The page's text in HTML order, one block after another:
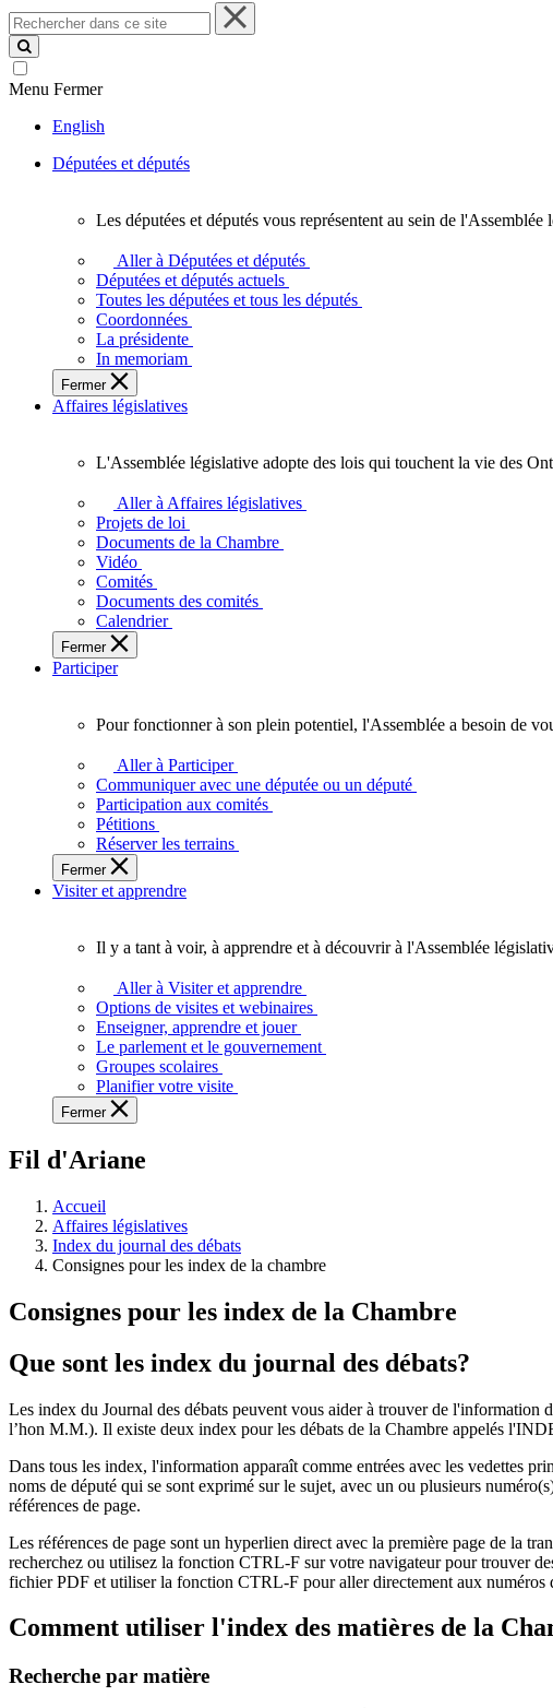
Rechercher
dans
ce
site
Menu Fermer
English
Députées et députés
députées
députés
vous
représentent
sein
de
l'Assemblée
l'Ontario.
Les députées et députés vous représentent au sein de
Aller à Députées et députés
Députées et députés actuels
Toutes les députées et tous les députés
Coordonnées
La présidente
In memoriam
Fermer
Affaires législatives
législative
adopte
touchent
vie
des
Ontariennes
Ontariens.
L'Assemblée législative adopte des lois qui touchent la vie des
Aller à Affaires législatives
Projets de loi
Documents de la Chambre
Vidéo
Comités
Documents des comités
Calendrier
Fermer
Participer
fonctionner
plein
potentiel,
l'Assemblée
a
besoin
Pour fonctionner à son plein potentiel, l'Assemblée a besoin de
Aller à Participer
Communiquer avec une députée ou un député
Participation aux comités
Pétitions
Réserver les terrains
Fermer
Visiter et apprendre
voir,
apprendre
et
découvrir
l'Assemblée
législative.
Il y a tant à voir, à apprendre et à découvrir à l'Assemblée
Aller à Visiter et apprendre
Options de visites et webinaires
Enseigner, apprendre et jouer
Le parlement et le gouvernement
Groupes scolaires
Planifier votre visite
Fermer
Fil d'Ariane
Accueil
Affaires législatives
Index du journal des débats
Consignes pour les index de la chambre
Consignes pour les index de la Chambre
Que sont les index du journal des débats?
Les index du Journal des débats peuvent vous aider à trouver de
l’hon M.M.). Il existe deux index pour les débats de la Chambre appelés
Dans tous les index, l'information apparaît comme entrées avec les vedettes
noms de député qui se sont exprimé sur le sujet, avec un ou plusieurs
références de page.
Les références de page sont un hyperlien direct avec la première page de la
recherchez ou utilisez la fonction CTRL-F sur votre navigateur pour trouver
fichier PDF et utiliser la fonction CTRL-F pour aller directement aux numéros
Comment utiliser l'index des matières de la
Recherche par matière